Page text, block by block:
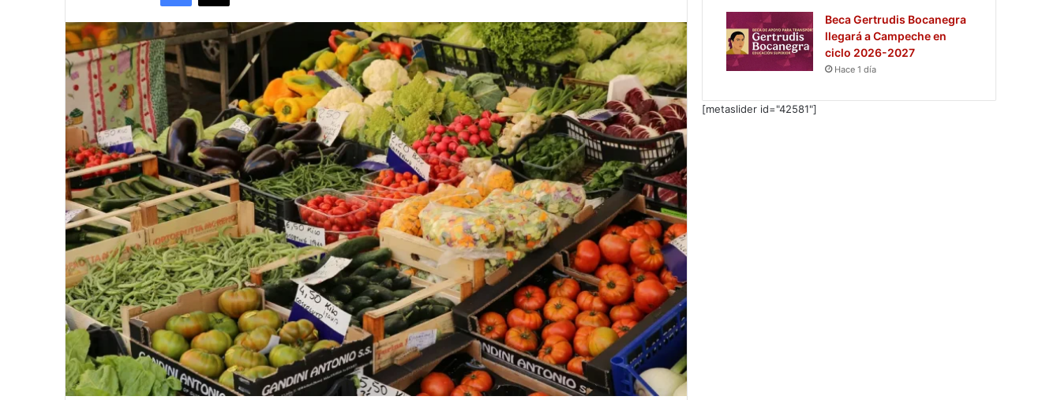
Beca Gertrudis Bocanegra
llegará a Campeche en
ciclo 2026-2027
Hace 1 día
[metaslider id="42581"]